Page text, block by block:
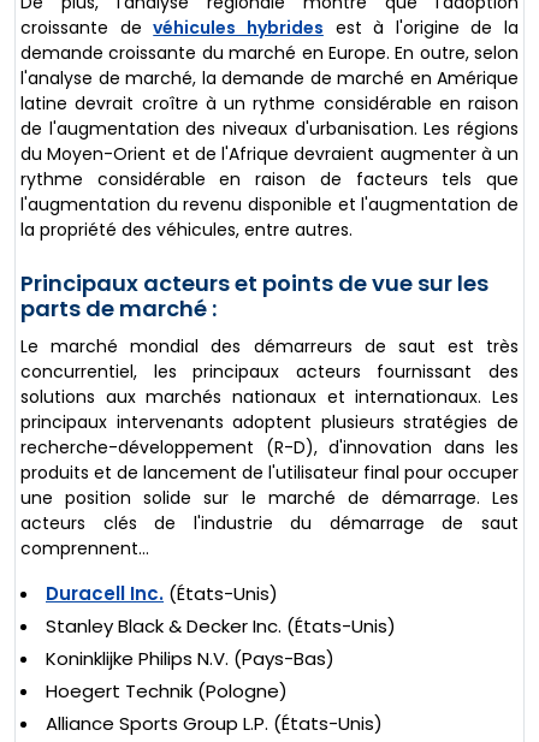
croissante devéhicules hybrides est à l'origine de la
demande croissante du marché en Europe. En outre, selon
l'analyse de marché, la demande de marché en Amérique
latine devrait croître à un rythme considérable en raison
de l'augmentation des niveaux d'urbanisation. Les régions
du Moyen-Orient et de l'Afrique devraient augmenter à un
rythme considérable en raison de facteurs tels que
l'augmentation du revenu disponible et l'augmentation de
la propriété des véhicules, entre autres.
Principaux acteurs et points de vue sur les
parts de marché :
Le marché mondial des démarreurs de saut est très
concurrentiel, les principaux acteurs fournissant des
solutions aux marchés nationaux et internationaux. Les
principaux intervenants adoptent plusieurs stratégies de
recherche-développement (R-D), d'innovation dans les
produits et de lancement de l'utilisateur final pour occuper
une position solide sur le marché de démarrage. Les
acteurs clés de l'industrie du démarrage de saut
comprennent...
Duracell Inc. (États-Unis)
Stanley Black & Decker Inc. (États-Unis)
Koninklijke Philips N.V. (Pays-Bas)
Hoegert Technik (Pologne)
Alliance Sports Group L.P. (États-Unis)